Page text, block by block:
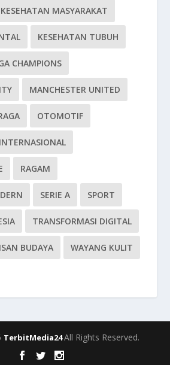
KESEHATAN MASYARAKAT
KESEHATAN TUBUH
CHAMPIONS
MANCHESTER UNITED
OTOMOTIF
RAGAM
SERIE A SPORT
TRANSFORMASI DIGITAL
BUDAYA WAYANG KULIT
TerbitMedia24All Rights Reserved.